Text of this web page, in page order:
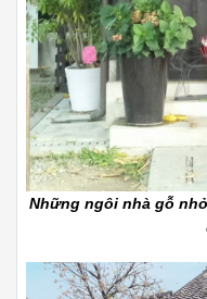
Những ngôi nhà gỗ